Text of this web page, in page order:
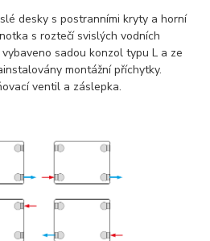
desky s postranními kryty a horní
s roztečí svislých vodních
sadou konzol typu L a ze
montážní příchytky.
ventil a záslepka.